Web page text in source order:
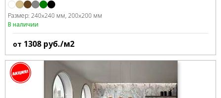
Размер: 240x240 мм 200x200 мм
В наличии
от 1308 руб./м2